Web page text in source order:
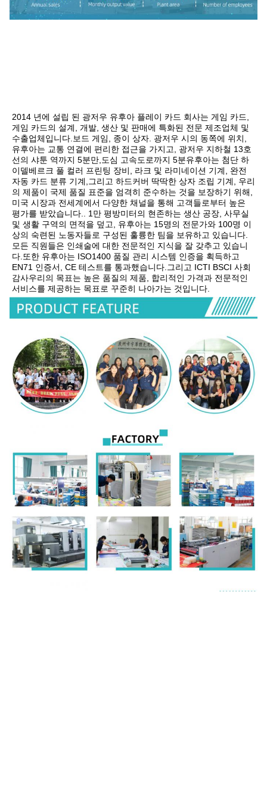
2014 년에 설립 된 광저우 유후아 플레이 카드 회사는 게임 카드,
게임 카드의 설계, 개발, 생산 및 판매에 특화된 전문 제조업체 및
수출업체입니다.보드 게임, 종이 상자. 광저우 시의 동쪽에 위치,
유후아는 교통 연결에 편리한 접근을 가지고, 광저우 지하철 13호
선의 샤툰 역까지 5분만,도심 고속도로까지 5분유후아는 첨단 하
이델베르크 풀 컬러 프린팅 장비, 라크 및 라미네이션 기계, 완전
자동 카드 분류 기계,그리고 하드커버 딱딱한 상자 조립 기계, 우리
의 제품이 국제 품질 표준을 엄격히 준수하는 것을 보장하기 위해,
미국 시장과 전세계에서 다양한 채널을 통해 고객들로부터 높은
평가를 받았습니다.. 1만 평방미터의 현존하는 생산 공장, 사무실
및 생활 구역의 면적을 덮고, 유후아는 15명의 전문가와 100명 이
상의 숙련된 노동자들로 구성된 훌륭한 팀을 보유하고 있습니다.
모든 직원들은 인쇄술에 대한 전문적인 지식을 잘 갖추고 있습니
다.또한 유후아는 ISO1400 품질 관리 시스템 인증을 획득하고
EN71 인증서, CE 테스트를 통과했습니다.그리고 ICTI BSCI 사회
감사우리의 목표는 높은 품질의 제품, 합리적인 가격과 전문적인
서비스를 제공하는 목표로 꾸준히 나아가는 것입니다.